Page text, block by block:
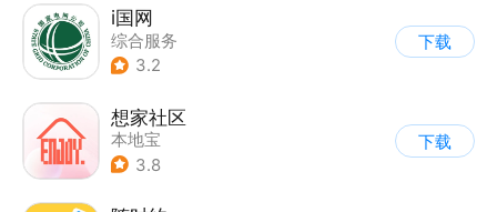
i国网
综合服务
3.2
下载
想家社区
本地宝
3.8
下载